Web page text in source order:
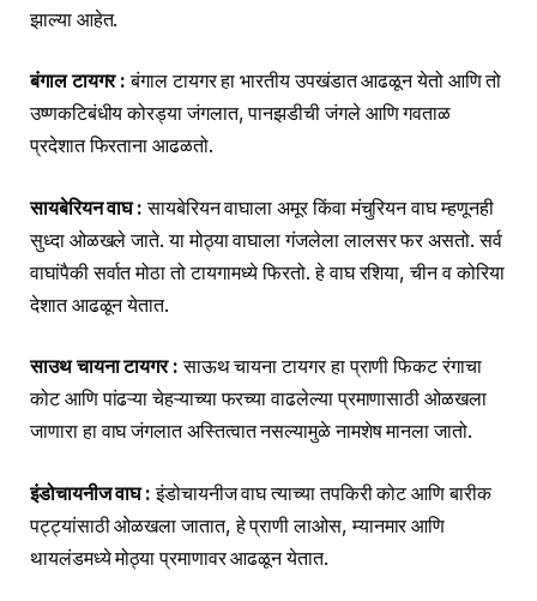
झाल्या आहेत.
बंगाल टायगर :बंगाल टायगर हा भारतीय उपखंडात आढळून येतो आणि तो
उष्णकटिबंधीय कोरड्या जंगलात, पानझडीची जंगले आणि गवताळ
प्रदेशात फिरताना आढळतो.
सायबेरियन वाघ :सायबेरियन वाघाला अमूर किंवा मंचुरियन वाघ म्हणूनही
सुध्दा ओळखले जाते. या मोठ्या वाघाला गंजलेला लालसर फर असतो. सर्व
वाघांपैकी सर्वात मोठा तो टायगामध्ये फिरतो. हे वाघ रशिया, चीन व कोरिया
देशात आढळून येतात.
साउथ चायना टायगर : साऊथ चायना टायगर हा प्राणी फिकट रंगाचा
कोट आणि पांढऱ्या चेहऱ्याच्या फरच्या वाढलेल्या प्रमाणासाठी ओळखला
जाणारा हा वाघ जंगलात अस्तित्वात नसल्यामुळे नामशेष मानला जातो.
इंडोचायनीज वाघ : इंडोचायनीज वाघ त्याच्या तपकिरी कोट आणि बारीक
पट्ट्यांसाठी ओळखला जातात, हे प्राणी लाओस, म्यानमार आणि
थायलंडमध्ये मोठ्या प्रमाणावर आढळून येतात.